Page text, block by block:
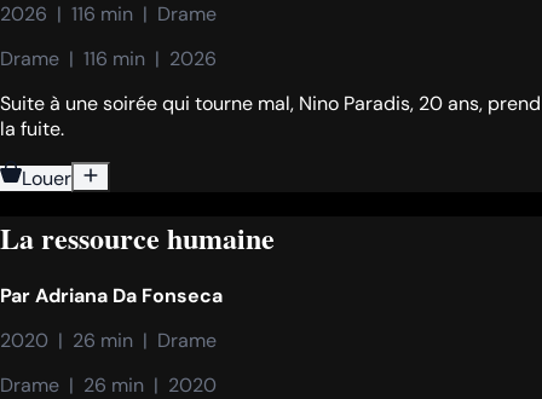
2026  |  116 min  |  Drame
Drame  |  116 min  |  2026
Suite à une soirée qui tourne mal, Nino Paradis, 20 ans, prend
la fuite.
Louer
La ressource humaine
ParAdriana Da Fonseca
2020  |  26 min  |  Drame
Drame  |  26 min  |  2020